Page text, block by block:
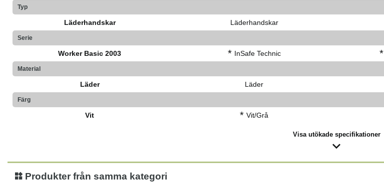
Typ
Läderhandskar Läderhandskar
Serie
Worker Basic 2003 * InSafe Technic *
Material
Läder Läder
Färg
Vit * Vit/Grå
Visa utökade specifikationer
Produkter från samma kategori